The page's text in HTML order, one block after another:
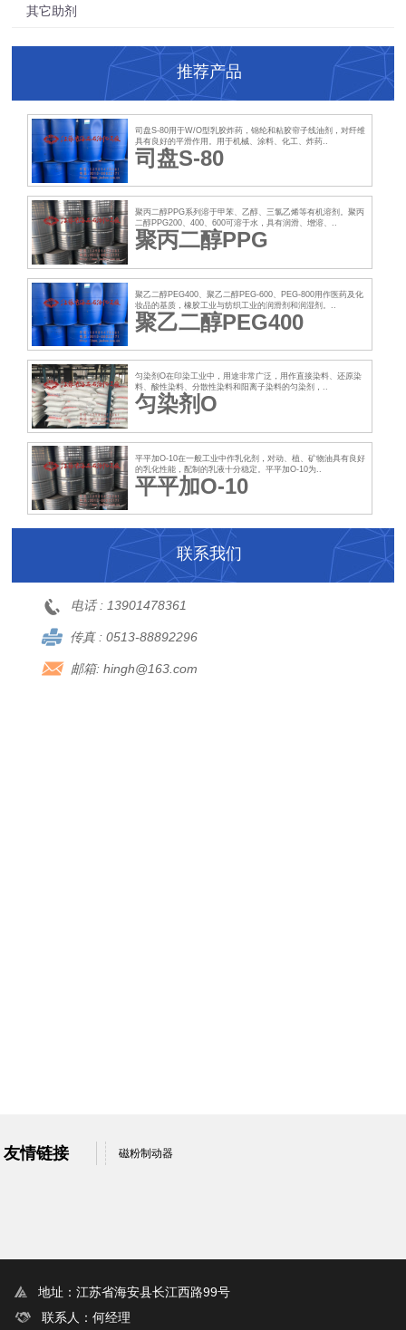
其它助剂
推荐产品
司盘S-80用于W/O型乳胶炸药，锦纶和粘胶帘子线油剂，对纤维
具有良好的平滑作用。用于机械、涂料、化工、炸药..
司盘S-80
聚丙二醇PPG系列溶于甲苯、乙醇、三氯乙烯等有机溶剂。聚丙
二醇PPG200、400、600可溶于水，具有润滑、增溶、..
聚丙二醇PPG
聚乙二醇PEG400、聚乙二醇PEG-600、PEG-800用作医药及化
妆品的基质，橡胶工业与纺织工业的润滑剂和润湿剂。..
聚乙二醇PEG400
匀染剂O在印染工业中，用途非常广泛，用作直接染料、还原染
料、酸性染料、分散性染料和阳离子染料的匀染剂，..
匀染剂O
平平加O-10在一般工业中作乳化剂，对动、植、矿物油具有良好
的乳化性能，配制的乳液十分稳定。平平加O-10为..
平平加O-10
联系我们
电话 : 13901478361
传真 :0513-88892296
邮箱:hingh@163.com
友情链接 磁粉制动器
地址：江苏省海安县长江西路99号
联系人：何经理